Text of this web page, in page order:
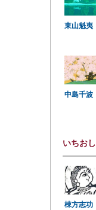
東山魁夷
中島千波
いちおし
棟方志功